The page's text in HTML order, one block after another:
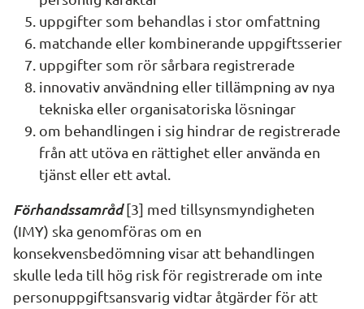
uppgifter som behandlas i stor omfattning
matchande eller kombinerande uppgiftsserier
uppgifter som rör sårbara registrerade
innovativ användning eller tillämpning av nya
tekniska eller organisatoriska lösningar
om behandlingen i sig hindrar de registrerade
från att utöva en rättighet eller använda en
tjänst eller ett avtal.
Förhandssamråd [3] med tillsynsmyndigheten
(IMY) ska genomföras om en
konsekvensbedömning visar att behandlingen
skulle leda till hög risk för registrerade om inte
personuppgiftsansvarig vidtar åtgärder för att